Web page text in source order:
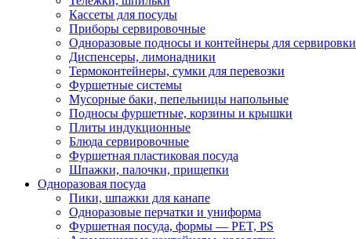
Кассеты для посуды
Приборы сервировочные
Одноразовые подносы и контейнеры для сервировки
Диспенсеры, лимонадники
Термоконтейнеры, сумки для перевозки
Фуршетные системы
Мусорные баки, пепельницы напольные
Подносы фуршетные, корзины и крышки
Плиты индукционные
Блюда сервировочные
Фуршетная пластиковая посуда
Шпажки, палочки, прищепки
Одноразовая посуда
Пики, шпажки для канапе
Одноразовые перчатки и униформа
Фуршетная посуда, формы — PET, PS